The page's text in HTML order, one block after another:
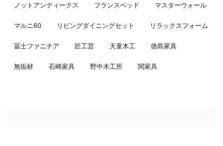
ノットアンティークス フランスベッド マスターウォール
マルニ60 リビングダイニングセット リラックスフォーム
冨士ファニチア 匠工芸 天童木工 徳島家具
無垢材 石崎家具 野中木工所 関家具